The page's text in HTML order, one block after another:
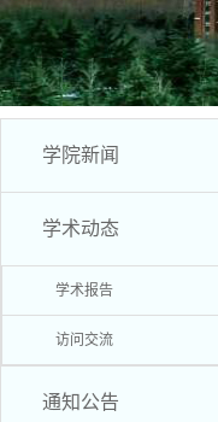
学院新闻
学术动态
学术报告
访问交流
通知公告